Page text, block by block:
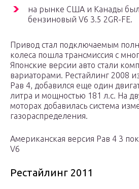
на рынке США и Канады был
бензиновый V6 3.5 2GR-FE.
Привод стал подключаемым
колеса пошла трансмиссия с
Японские версии авто стали
вариаторами. Рестайлинг 2008
Рав 4, добавился еще один
литра и мощностью 181 л.с. На
моторах добавилась система
газораспределения.
Американская версия Рав 4 3
V6
Рестайлинг 2011